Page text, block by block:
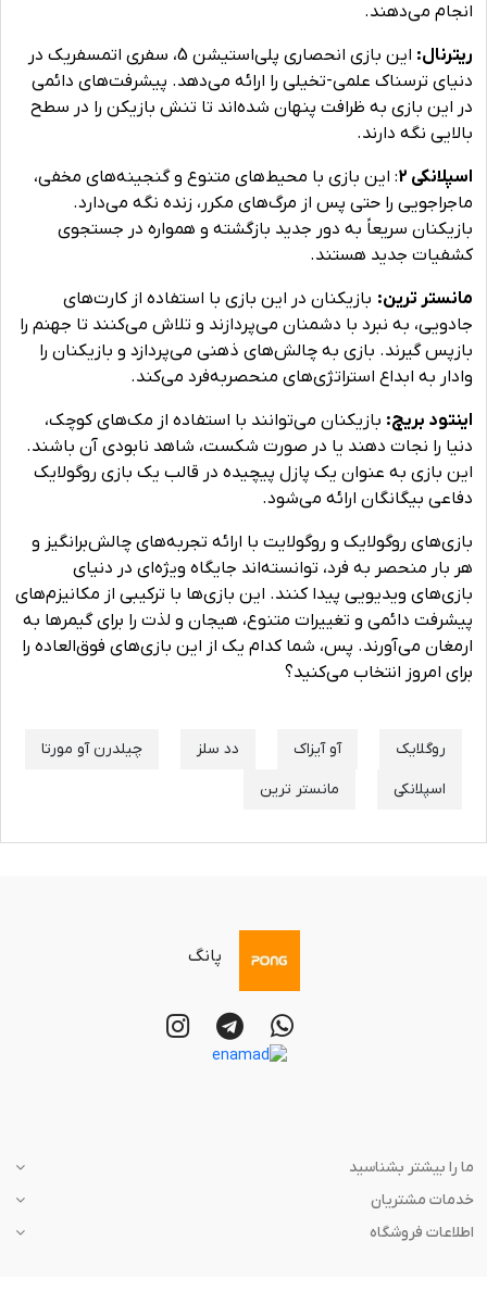
انجام می‌دهند.
ریترنال:
این بازی انحصاری پلی‌استیشن 5، سفری اتمسفریک در
دنیای ترسناک علمی-تخیلی را ارائه می‌دهد. پیشرفت‌های دائمی
در این بازی به ظرافت پنهان شده‌اند تا تنش بازیکن را در سطح
بالایی نگه دارند.
اسپلانکی 2
: این بازی با محیط‌های متنوع و گنجینه‌های مخفی،
ماجراجویی را حتی پس از مرگ‌های مکرر، زنده نگه می‌دارد.
بازیکنان سریعاً به دور جدید بازگشته و همواره در جستجوی
کشفیات جدید هستند.
مانستر ترین: بازیکنان در این بازی با استفاده از کارت‌های
جادویی، به نبرد با دشمنان می‌پردازند و تلاش می‌کنند تا جهنم را
بازپس گیرند. بازی به چالش‌های ذهنی می‌پردازد و بازیکنان را
وادار به ابداع استراتژی‌های منحصربه‌فرد می‌کند.
اینتود بریچ: بازیکنان می‌توانند با استفاده از مک‌های کوچک،
دنیا را نجات دهند یا در صورت شکست، شاهد نابودی آن باشند.
این بازی به عنوان یک پازل پیچیده در قالب یک بازی روگولایک
دفاعی بیگانگان ارائه می‌شود.
بازی‌های روگولایک و روگولایت با ارائه تجربه‌های چالش‌برانگیز و
هر بار منحصر به فرد، توانسته‌اند جایگاه ویژه‌ای در دنیای
بازی‌های ویدیویی پیدا کنند. این بازی‌ها با ترکیبی از مکانیزم‌های
پیشرفت دائمی و تغییرات متنوع، هیجان و لذت را برای گیمرها به
ارمغان می‌آورند. پس، شما کدام یک از این بازی‌های فوق‌العاده را
برای امروز انتخاب می‌کنید؟
روگلایک ‌آو آیزاک دد سلز
چیلدرن آو مورتا
اسپلانکی
مانستر ترین
پانگ
ما را بیشتر بشناسید
خدمات مشتریان
اطلاعات فروشگاه